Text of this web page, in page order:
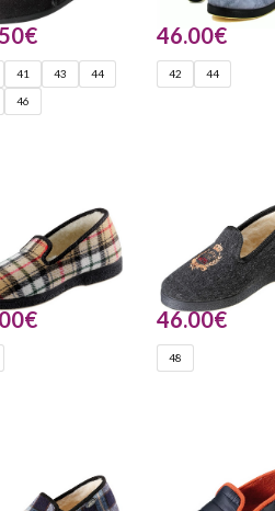
€
41 43 44
46
46.00€
42 44
€ 46.00€
48